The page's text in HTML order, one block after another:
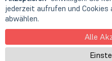
16 GB DDR4 (2x 8 GB)
Speichertyp
Steckplätze
jederzeit aufrufen und
abwählen.
Alle